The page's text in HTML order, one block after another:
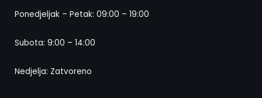
Ponedjeljak – Petak: 09:00 – 19:00
Subota: 9:00 – 14:00
Nedjelja: Zatvoreno